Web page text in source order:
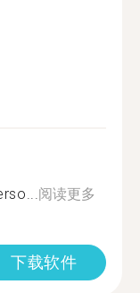
阅读更多
下载软件